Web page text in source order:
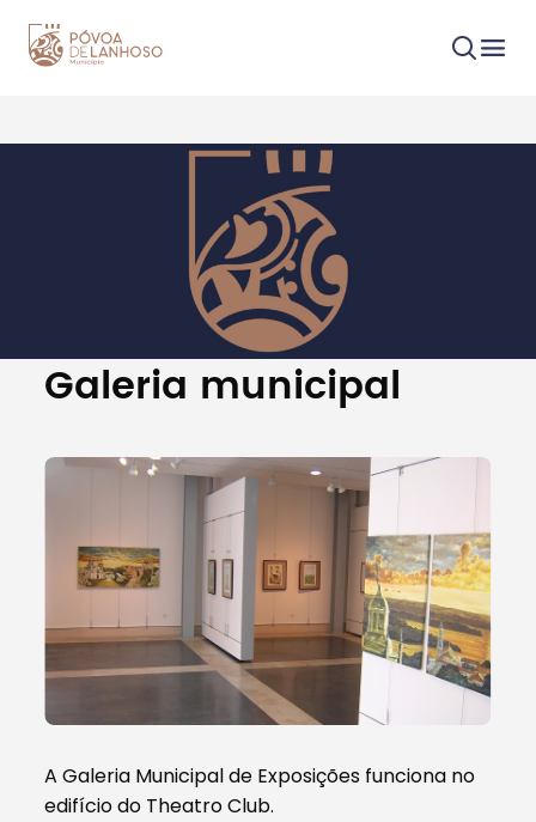
Tipo de conteúdo
Galeria municipal
A Galeria Municipal de Exposições funciona no
edifício do Theatro Club.